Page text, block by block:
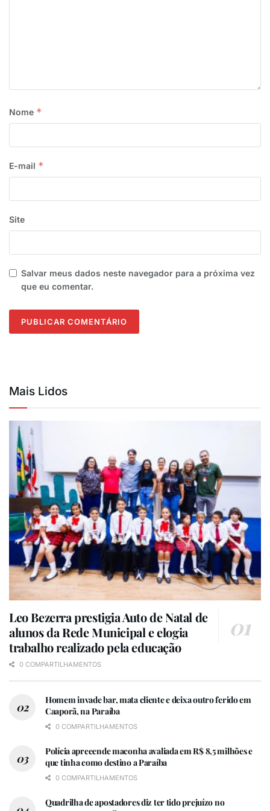
Nome *
E-mail *
Site
Salvar meus dados neste navegador para a próxima vez
que eu comentar.
Mais Lidos
Leo Bezerra prestigia Auto de Natal de
alunos da Rede Municipal e elogia
trabalho realizado pela educação
0 COMPARTILHAMENTOS
Homem invade bar, mata cliente e deixa outro ferido em
Caaporã, na Paraíba
0 COMPARTILHAMENTOS
Polícia apreeende maconha avaliada em R$ 8,5 milhões e
que tinha como destino a Paraíba
0 COMPARTILHAMENTOS
Quadrilha de apostadores diz ter tido prejuízo no